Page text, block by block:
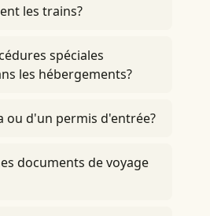
les trains?
spéciales
les hébergements?
ou d'un permis d'entrée?
documents de voyage